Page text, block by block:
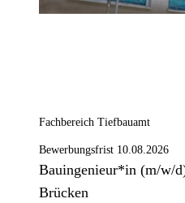
Fachbereich Tiefbauamt
Bewerbungsfrist 10.08.2026
Bauingenieur*in (m/w/
Brücken